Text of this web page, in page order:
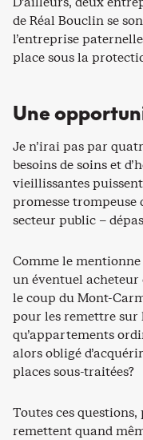
de Réal Bouclin se
l’entreprise
place sous la
Une
Je n’irai pas par
besoins de soins et
vieillissantes
promesse
secteur public –
Comme le
un éventuel
le coup du Mont-
pour les remettre sur
qu’appartements
alors obligé
places sous-traitées?
Toutes ces
remettent quand